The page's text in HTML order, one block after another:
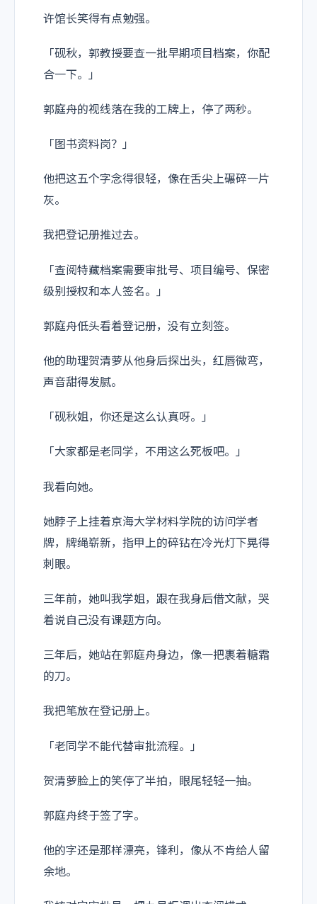
许馆长笑得有点勉强。
「砚秋，郭教授要查一批早期项目档案，你配
合一下。」
郭庭舟的视线落在我的工牌上，停了两秒。
「图书资料岗？」
他把这五个字念得很轻，像在舌尖上碾碎一片
灰。
我把登记册推过去。
「查阅特藏档案需要审批号、项目编号、保密
级别授权和本人签名。」
郭庭舟低头看着登记册，没有立刻签。
他的助理贺清萝从他身后探出头，红唇微弯，
声音甜得发腻。
「砚秋姐，你还是这么认真呀。」
「大家都是老同学，不用这么死板吧。」
我看向她。
她脖子上挂着京海大学材料学院的访问学者
牌，牌绳崭新，指甲上的碎钻在冷光灯下晃得
刺眼。
三年前，她叫我学姐，跟在我身后借文献，哭
着说自己没有课题方向。
三年后，她站在郭庭舟身边，像一把裹着糖霜
的刀。
我把笔放在登记册上。
「老同学不能代替审批流程。」
贺清萝脸上的笑停了半拍，眼尾轻轻一抽。
郭庭舟终于签了字。
他的字还是那样漂亮，锋利，像从不肯给人留
余地。